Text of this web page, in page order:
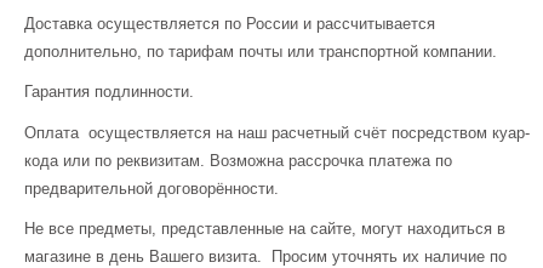
Доставка осуществляется по России и рассчитывается
дополнительно, по тарифам почты или транспортной компании.
Гарантия подлинности.
Оплата осуществляется на наш расчетный счёт посредством куар-
кода или по реквизитам. Возможна рассрочка платежа по
предварительной договорённости.
Не все предметы, представленные на сайте, могут находиться в
магазине в день Вашего визита. Просим уточнять их наличие по